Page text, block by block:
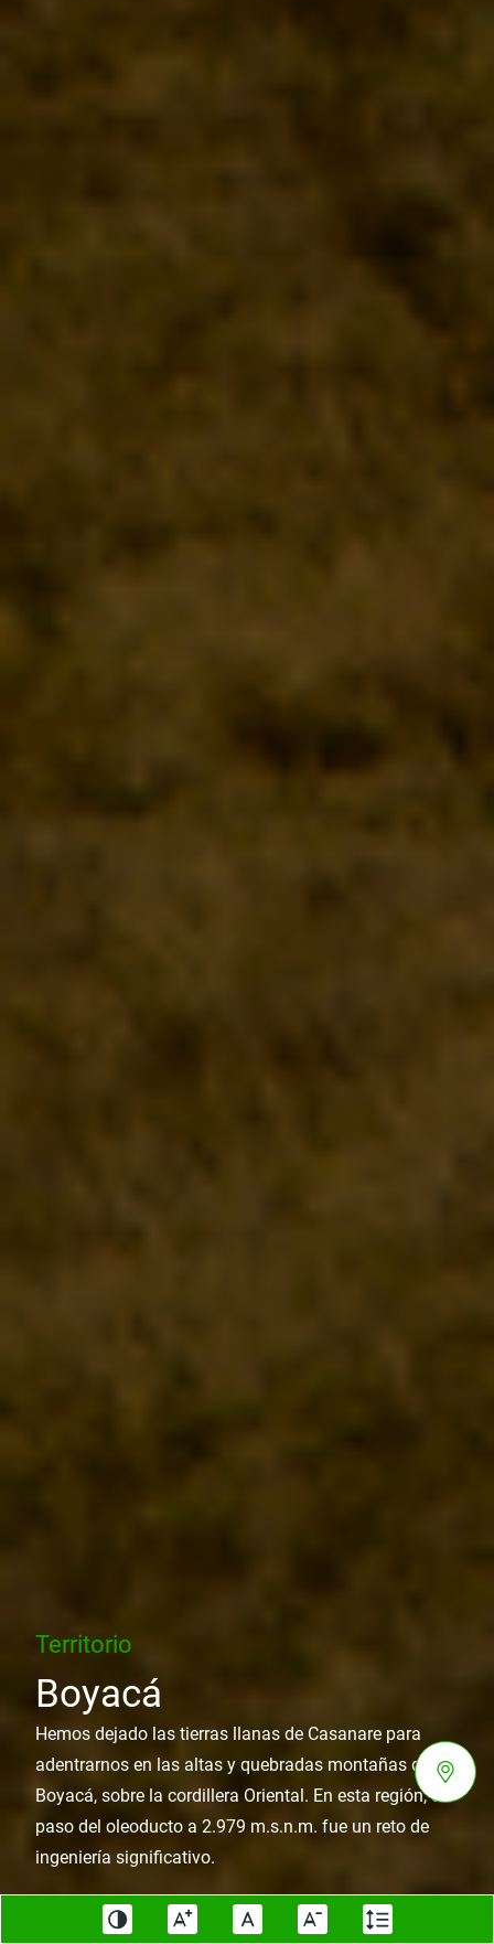
Territorio
Boyacá
Hemos dejado las tierras llanas de Casanare para
adentrarnos en las altas y quebradas montañas de
Boyacá, sobre la cordillera Oriental. En esta región, el
paso del oleoducto a 2.979 m.s.n.m. fue un reto de
ingeniería significativo.